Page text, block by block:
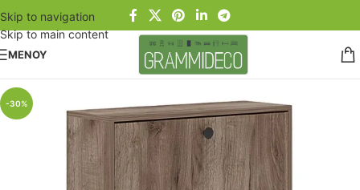
Skip to navigation
Skip to main content
ΜΕΝΟΥ
-30%